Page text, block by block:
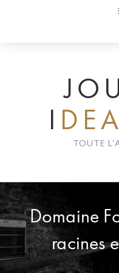
I
TOUTE
Domaine
racines